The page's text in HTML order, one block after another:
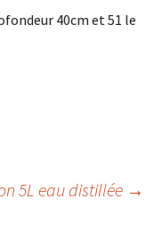
40cm et 51 le
5L eau distillée →